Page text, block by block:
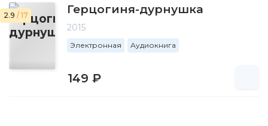
2.9 / 17 Герцогиня-дурнушка
2015
Электронная Аудиокнига
149 ₽